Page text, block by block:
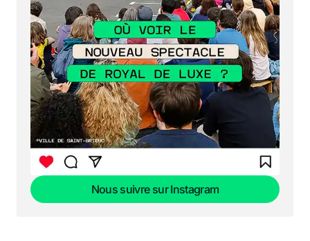
Nous suivre sur Instagram